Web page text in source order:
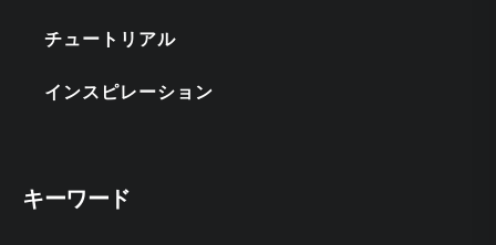
チュートリアル
インスピレーション
キーワード